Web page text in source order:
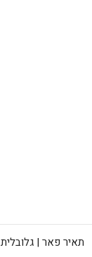
תאיר פאר | גלובלית